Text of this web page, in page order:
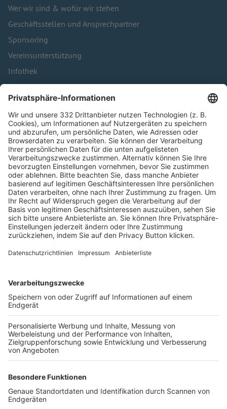
Wer wir sind & wofür wir stehen
Geschäftsstellen und Ansprechpartner
Sponsoring
Vereinsunterstützung
Infothek
Kontakt
HÄUFIG BESUCHTE SEITEN
Pässe und Vereinswechsel
Trainerausbildung
Schulungsangebot Vereinsmitarbeiter
BFV-Geschäftsstellen
Trainerbörse
Login SpielPlus
FOLGE DEM BFV
TOP-VEREINE
TOP-PARTNER